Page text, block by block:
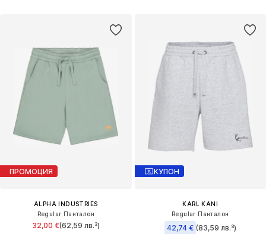
ПРОМОЦИЯ
ALPHA INDUSTRIES
Regular Панталон
32,00 €(62,59 лв.³)
КУПОН
KARL KANI
Regular Панталон
42,74 € (83,59 лв.³)